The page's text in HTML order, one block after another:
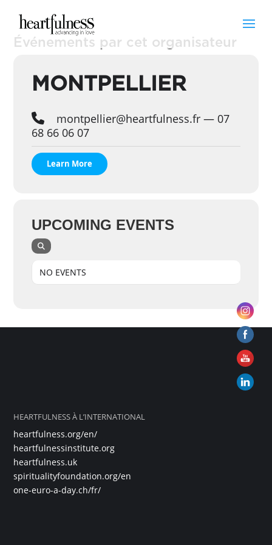
Événements par cet organisateur
MONTPELLIER
montpellier@heartfulness.fr — 07
68 66 06 07
Learn More
UPCOMING EVENTS
NO EVENTS
HEARTFULNESS À L’INTERNATIONAL
heartfulness.org/en/
heartfulnessinstitute.org
heartfulness.uk
spiritualityfoundation.org/en
one-euro-a-day.ch/fr/